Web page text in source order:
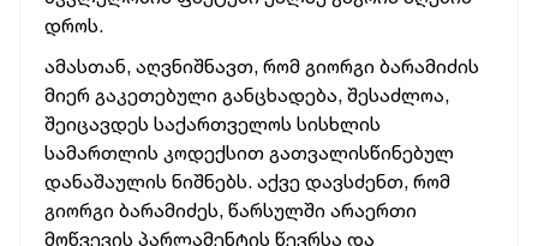
დროს.
ამასთან, აღვნიშნავთ, რომ გიორგი ბარამიძის
მიერ გაკეთებული განცხადება, შესაძლოა,
შეიცავდეს საქართველოს სისხლის
სამართლის კოდექსით გათვალისწინებულ
დანაშაულის ნიშნებს. აქვე დავსძენთ, რომ
გიორგი ბარამიძეს, წარსულში არაერთი
მოწვევის პარლამენტის წევრსა და